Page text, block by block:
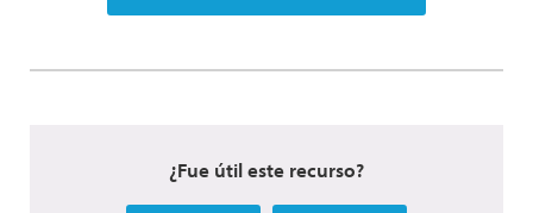
¿Fue útil este recurso?